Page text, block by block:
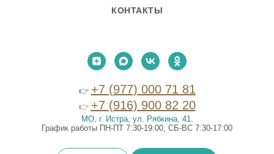
КОНТАКТЫ
👉 +7 (977) 000 71 81
👉 +7 (916) 900 82 20
МО, г. Истра, ул. Рябкина, 41.
График работы ПН-ПТ 7:30-19:00, СБ-ВС 7:30-17:00